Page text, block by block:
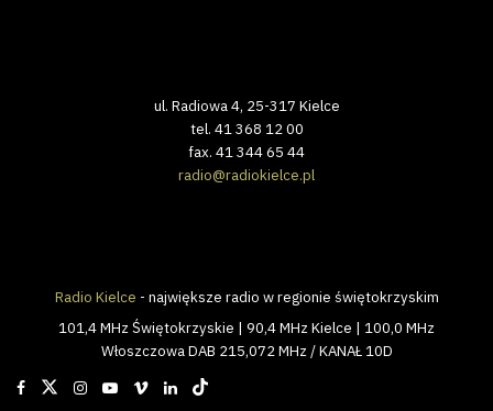
ul. Radiowa 4, 25-317 Kielce
tel. 41 368 12 00
fax. 41 344 65 44
radio@radiokielce.pl
Radio Kielce - największe radio w regionie świętokrzyskim
101,4 MHz Świętokrzyskie | 90,4 MHz Kielce | 100,0 MHz
Włoszczowa DAB 215,072 MHz / KANAŁ 10D